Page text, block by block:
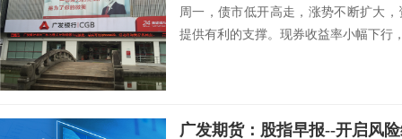
周一，债市低开高走，涨势不断扩大
提供有利的支撑。现券收益率小幅下行
广发期货：股指早报--开启风